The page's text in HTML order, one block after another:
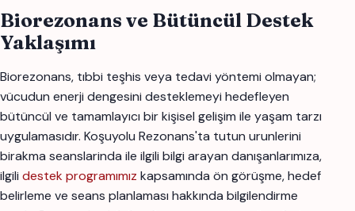
Biorezonans ve Bütüncül Destek
Yaklaşımı
Biorezonans, tıbbi teşhis veya tedavi yöntemi olmayan;
vücudun enerji dengesini desteklemeyi hedefleyen
bütüncül ve tamamlayıcı bir kişisel gelişim ile yaşam tarzı
uygulamasıdır. Koşuyolu Rezonans'ta tutun urunlerini
birakma seanslarinda ile ilgili bilgi arayan danışanlarımıza,
ilgili destek programımız kapsamında ön görüşme, hedef
belirleme ve seans planlaması hakkında bilgilendirme